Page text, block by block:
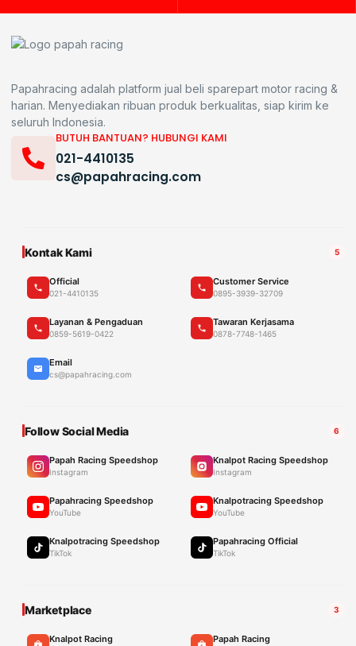
Papahracing adalah platform jual beli sparepart motor racing &
harian. Menyediakan ribuan produk berkualitas, siap kirim ke
seluruh Indonesia.
BUTUH BANTUAN? HUBUNGI KAMI
021-4410135
cs@papahracing.com
Kontak Kami 5
Official
021-4410135
Customer Service
0895-3939-32709
Layanan & Pengaduan
0859-5619-0422
Tawaran Kerjasama
0878-7748-1465
Email
cs@papahracing.com
Follow Social Media 6
Papah Racing Speedshop
Instagram
Knalpot Racing Speedshop
Instagram
Papahracing Speedshop
YouTube
Knalpotracing Speedshop
YouTube
Knalpotracing Speedshop
TikTok
Papahracing Official
TikTok
Marketplace 3
Knalpot Racing Papah Racing